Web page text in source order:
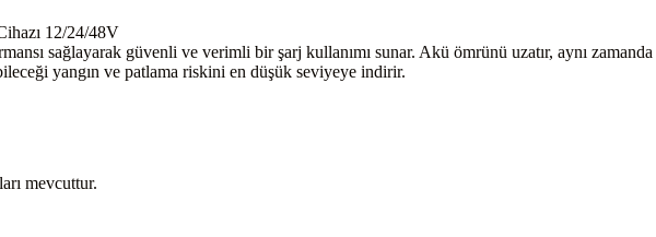
12/24/48V
sağlayarak güvenli ve verimli bir şarj kullanımı sunar. Akü ömrünü uzatır, aynı
yangın ve patlama riskini en düşük seviyeye indirir.
mevcuttur.